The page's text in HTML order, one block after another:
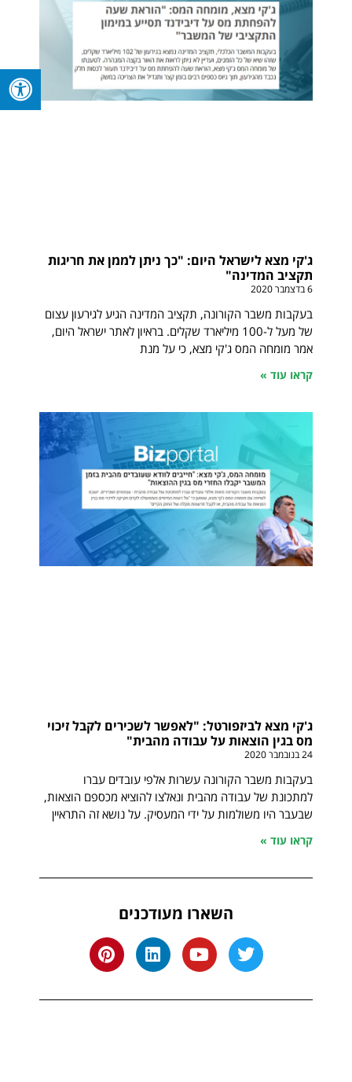
ג'קי מצא לישראל היום: "כך ניתן לממן את חריגות
תקציב המדינה"
6 בדצמבר 2020
בעקבות משבר הקורונה, תקציב המדינה הגיע לגירעון עצום
של מעל ל-100 מיליארד שקלים. בראיון לאתר ישראל היום,
אמר מומחה המס ג'קי מצא, כי על מנת
קראו עוד »
ג'קי מצא לביזפורטל: "לאפשר לשכירים לקבל זיכוי
מס בגין הוצאות על עבודה מהבית"
24 בנובמבר 2020
בעקבות משבר הקורונה עשרות אלפי עובדים עברו
למתכונת של עבודה מהבית ונאלצו להוציא מכספם הוצאות,
שבעבר היו משולמות על ידי המעסיק. על נושא זה התראיין
קראו עוד »
השארו מעודכנים